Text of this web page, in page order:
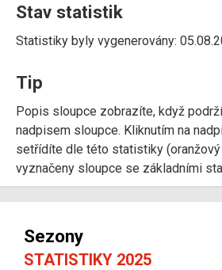
Stav statistik
Statistiky byly vygenerovány:
Tip
Popis sloupce zobrazíte, když
nadpisem sloupce. Kliknutím na
setřídíte dle této statistiky (oranžový
vyznačeny sloupce se základními
Sezony
STATISTIKY 2025